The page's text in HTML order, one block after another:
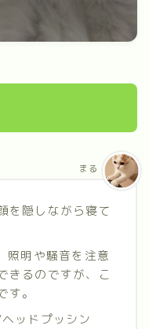
を隠しながら寝て
照明や騒音を注意
きるのですが、こ
。
ッドプッシン
まる